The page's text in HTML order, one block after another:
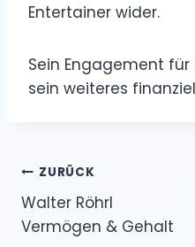
Entertainer wider.
Sein Engagement
sein weiteres
ZURÜCK
Walter Röhrl
Vermögen & Gehalt